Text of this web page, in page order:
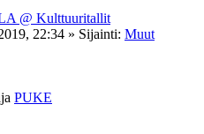
@ Kulttuuritallit
22:34 » Sijainti: Muut
PUKE